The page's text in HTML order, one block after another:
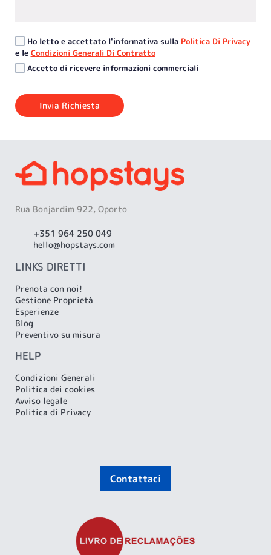
Ho letto e accettato l'informativa sulla Politica Di Privacy
e le Condizioni Generali Di Contratto
Accetto di ricevere informazioni commerciali
Rua Bonjardim 922, Oporto
+351 964 250 049
hello@hopstays.com
LINKS DIRETTI
Prenota con noi!
Gestione Proprietà
Esperienze
Blog
Preventivo su misura
HELP
Condizioni Generali
Politica dei cookies
Avviso legale
Politica di Privacy
Contattaci